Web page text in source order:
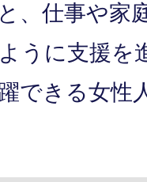
、仕事や家
うに支援を
できる女性